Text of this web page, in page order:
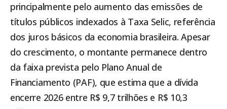
principalmente pelo aumento das emissões de
títulos públicos indexados à Taxa Selic, referência
dos juros básicos da economia brasileira. Apesar
do crescimento, o montante permanece dentro
da faixa prevista pelo Plano Anual de
Financiamento (PAF), que estima que a dívida
encerre 2026 entre R$ 9,7 trilhões e R$ 10,3